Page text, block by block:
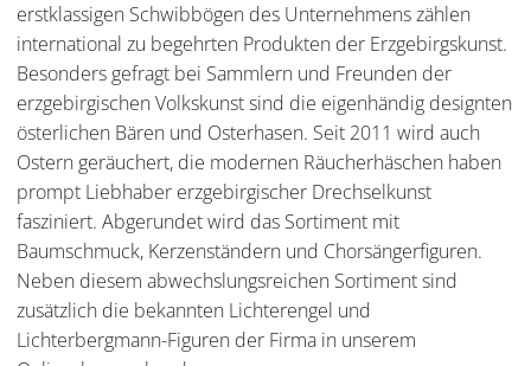
erstklassigen Schwibbögen des Unternehmens zählen
international zu begehrten Produkten der Erzgebirgskunst.
Besonders gefragt bei Sammlern und Freunden der
erzgebirgischen Volkskunst sind die eigenhändig designten
österlichen Bären und Osterhasen. Seit 2011 wird auch
Ostern geräuchert, die modernen Räucherhäschen haben
prompt Liebhaber erzgebirgischer Drechselkunst
fasziniert. Abgerundet wird das Sortiment mit
Baumschmuck, Kerzenständern und Chorsängerfiguren.
Neben diesem abwechslungsreichen Sortiment sind
zusätzlich die bekannten Lichterengel und
Lichterbergmann-Figuren der Firma in unserem